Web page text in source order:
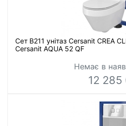
Сет B211 унітаз Cersanit CREA
Cersanit AQUA 52 QF
Немає в
12 285